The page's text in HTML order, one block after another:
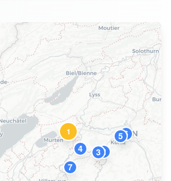
1
2
3
4
56
7